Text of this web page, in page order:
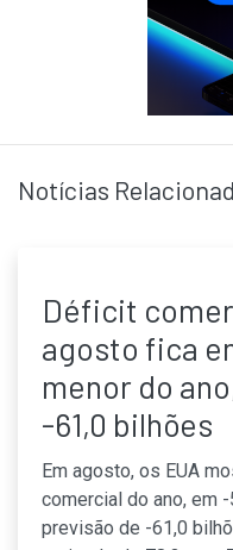
Notícias
Déficit
agosto fica
menor do
-61,0 bilhões
Em agosto, os EUA
comercial do ano, em
previsão de -61,0